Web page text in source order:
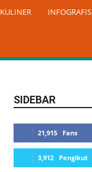
KULINER INFOGRAFIS
SIDEBAR
21,915 Fans
3,912 Pengikut